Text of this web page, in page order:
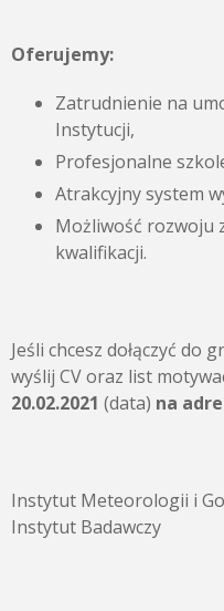
Oferujemy:
Zatrudnienie na
Instytucji,
Profesjonalne
Atrakcyjny system
Możliwość rozwoju
kwalifikacji.
Jeśli chcesz dołączyć do
wyślij CV oraz list
20.02.2021 (data) na
Instytut Meteorologii i
Instytut Badawczy